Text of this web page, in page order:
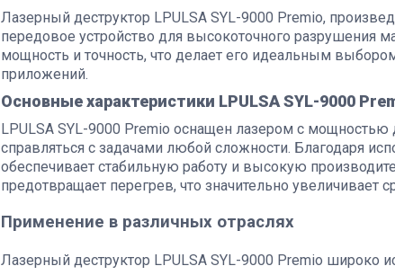
Лазерный деструктор LPULSA SYL-9000 Premio,
передовое устройство для высокоточного разрушения
мощность и точность, что делает его идеальным
приложений.
Основные характеристики LPULSA SYL-9000
LPULSA SYL-9000 Premio оснащен лазером с мощностью
справляться с задачами любой сложности. Благодаря
обеспечивает стабильную работу и высокую
предотвращает перегрев, что значительно увеличивает
Применение в различных отраслях
Лазерный деструктор LPULSA SYL-9000 Premio широко